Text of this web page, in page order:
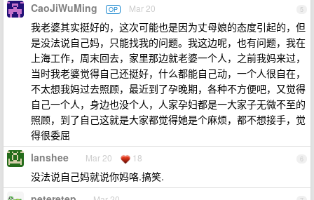
5
CaoJiWuMing OP Mar 20
我老婆其实挺好的，这次可能也是因为丈母娘的态度引起的，但
是没法说自己妈，只能找我的问题。我这边呢，也有问题，我在
上海工作，周末回去，家里那边就老婆一个人，之前我妈来过，
当时我老婆觉得自己还挺好，什么都能自己动，一个人很自在，
不太想我妈过去照顾，最近到了孕晚期，各种不方便吧，又觉得
自己一个人，身边也没个人，人家孕妇都是一大家子无微不至的
照顾，到了自己这就是大家都觉得她是个麻烦，都不想接手，觉
得很委屈
6
lanshee Mar 20 18
没法说自己妈就说你妈咯.搞笑.